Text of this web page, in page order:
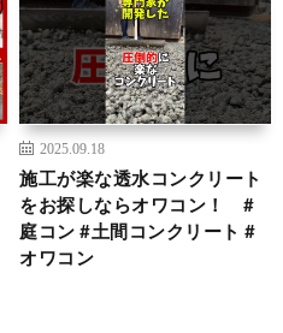
2025.09.18
施工が楽な透水コンクリート
をお探しならオワコン！ #
庭コン #土間コンクリート #
オワコン